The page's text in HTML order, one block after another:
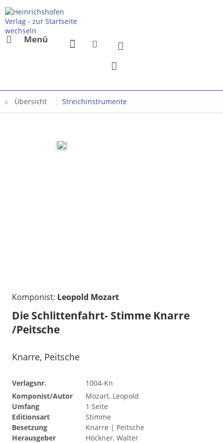
Menü
Übersicht Streichinstrumente
Komponist: Leopold Mozart
Die Schlittenfahrt- Stimme Knarre
/Peitsche
Knarre, Peitsche
Verlagsnr.
1004-Kn
Komponist/Autor
Mozart, Leopold
Umfang
1 Seite
Editionsart
Stimme
Besetzung
Knarre | Peitsche
Herausgeber
Höckner, Walter